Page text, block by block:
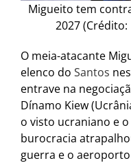
Migueito tem
2027 (Crédito:
O meia-atacante
elenco do Santos
entrave na
Dínamo Kiew
o visto ucraniano e
burocracia
guerra e o